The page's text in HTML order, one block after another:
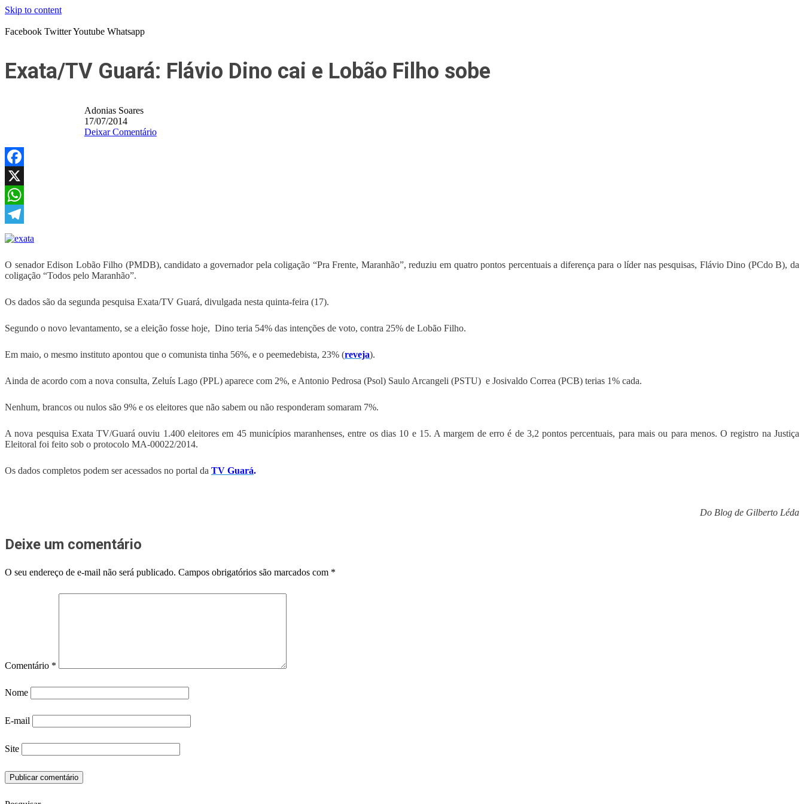
Skip to content
Facebook TwitterYoutube Whatsapp
Exata/TV Guará: Flávio Dino cai e Lobão Filho sobe
Adonias Soares
17/07/2014
Deixar Comentário
Facebook
X
WhatsApp
Telegram
O senador Edison Lobão Filho (PMDB), candidato a governador pela coligação “Pra Frente, Maranhão”, reduziu em quatro pontos percentuais a diferença para o líder nas pesquisas, Flávio Dino (PCdo B), da
coligação “Todos pelo Maranhão”.
Os dados são da segunda pesquisa Exata/TV Guará, divulgada nesta quinta-feira (17).
Segundo o novo levantamento, se a eleição fosse hoje, Dino teria 54% das intenções de voto, contra 25% de Lobão Filho.
Em maio, o mesmo instituto apontou que o comunista tinha 56%, e o peemedebista, 23% (reveja).
Ainda de acordo com a nova consulta, Zeluís Lago (PPL) aparece com 2%, e Antonio Pedrosa (Psol) Saulo Arcangeli (PSTU) e Josivaldo Correa (PCB) terias 1% cada.
Nenhum, brancos ou nulos são 9% e os eleitores que não sabem ou não responderam somaram 7%.
A nova pesquisa Exata TV/Guará ouviu 1.400 eleitores em 45 municípios maranhenses, entre os dias 10 e 15. A margem de erro é de 3,2 pontos percentuais, para mais ou para menos. O registro na Justiça
Eleitoral foi feito sob o protocolo MA-00022/2014.
Os dados completos podem ser acessados no portal da TV Guará.
Do Blog de Gilberto Léda
Deixe um comentário
O seu endereço de e-mail não será publicado. Campos obrigatórios são marcados com *
Comentário *
Nome
E-mail
Site